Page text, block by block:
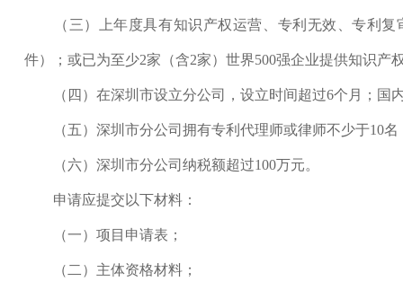
（三）上年度具有知识产权运营、专利无效、专利复
件）；或已为至少2家（含2家）世界500强企业提供知识产
（四）在深圳市设立分公司，设立时间超过6个月；国
（五）深圳市分公司拥有专利代理师或律师不少于10名
（六）深圳市分公司纳税额超过100万元。
申请应提交以下材料：
（一）项目申请表；
（二）主体资格材料；